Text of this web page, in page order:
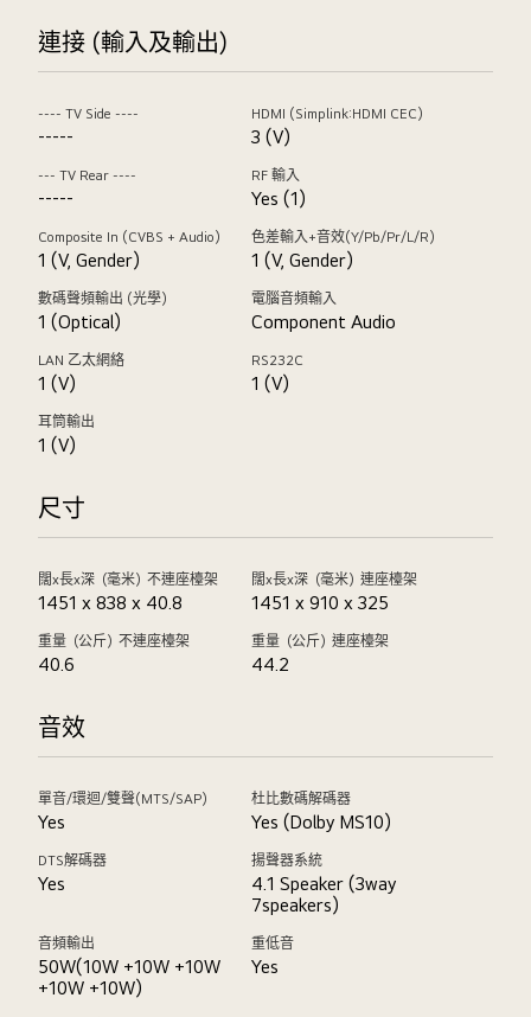
連接 (輸入及輸出)
---- TV Side ----
-----
HDMI (Simplink:HDMI CEC)
3 (V)
--- TV Rear ----
-----
RF 輸入
Yes (1)
Composite In (CVBS + Audio)
1 (V, Gender)
色差輸入+音效(Y/Pb/Pr/L/R)
1 (V, Gender)
數碼聲頻輸出 (光學)
1 (Optical)
電腦音頻輸入
Component Audio
LAN 乙太網絡
1 (V)
RS232C
1 (V)
耳筒輸出
1 (V)
尺寸
闊x長x深（毫米）不連座檯架
1451 x 838 x 40.8
闊x長x深（毫米）連座檯架
1451 x 910 x 325
重量（公斤）不連座檯架
40.6
重量（公斤）連座檯架
44.2
音效
單音/環迴/雙聲(MTS/SAP)
Yes
杜比數碼解碼器
Yes (Dolby MS10)
DTS解碼器
Yes
揚聲器系統
4.1 Speaker (3way
7speakers)
音頻輸出
50W(10W +10W +10W
+10W +10W)
重低音
Yes